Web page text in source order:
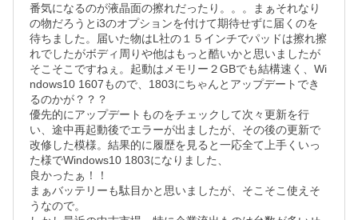
番気になるのが液晶面の擦れだったり。。。まぁそれなり
の物だろうとi3のオプションを付けて期待せずに届くのを
待ちました。届いた物はL社の１５インチでパッドは擦れ擦
れでしたがボディ周りや他はもっと酷いかと思いましたが
そこそこですねぇ。起動はメモリー２GBでも結構速く、Wi
ndows10 1607もので、1803にちゃんとアップデートでき
るのかが？？？
優先的にアップデートものをチェックして次々更新を行
い、途中再起動後でエラーが出ましたが、その後の更新で
改修した模様。結果的に履歴を見ると一応全て上手くいっ
た様でWindows10 1803になりました、
良かったぁ！！
まぁバッテリーも駄目かと思いましたが、そこそこ使えそ
うなので。